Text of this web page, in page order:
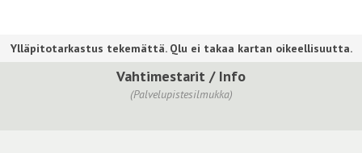
Vahtimestarit / Info
(Palvelupistesilmukka)